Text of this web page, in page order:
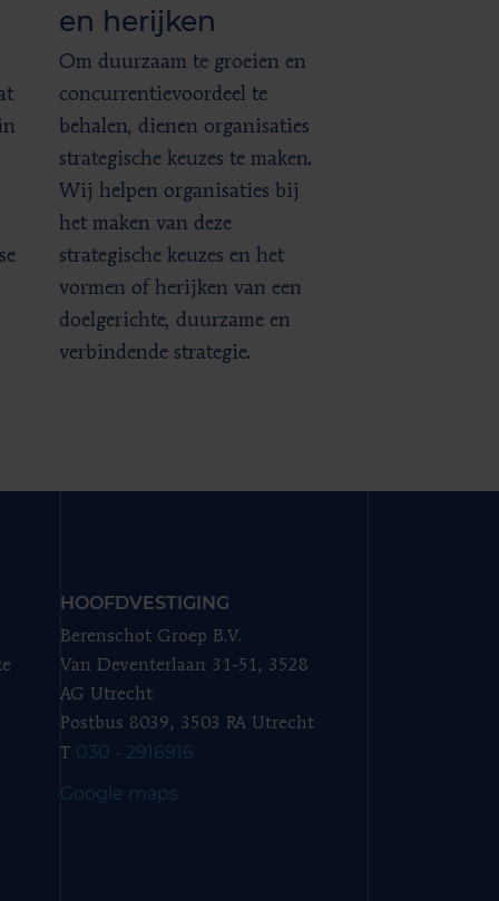
en herijken
Om duurzaam te groeien en
concurrentievoordeel te
behalen, dienen organisaties
strategische keuzes te maken.
Wij helpen organisaties bij
het maken van deze
strategische keuzes en het
vormen of herijken van een
doelgerichte, duurzame en
verbindende strategie.
HOOFDVESTIGING
Berenschot Groep B.V.
Van Deventerlaan 31-51, 3528
AG Utrecht
Postbus 8039, 3503 RA Utrecht
T 030 - 2916916
Google maps